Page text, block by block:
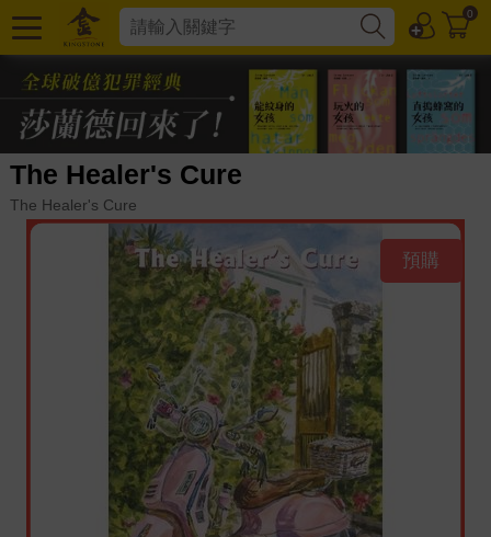
0
The Healer's Cure
The Healer's Cure
預購